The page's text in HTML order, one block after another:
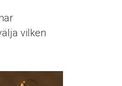
vilken